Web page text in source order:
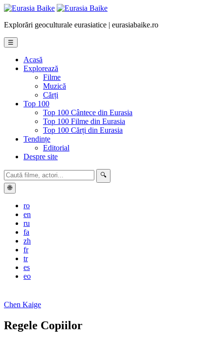
Explorări geoculturale eurasiatice | eurasiabaike.ro
☰
Acasă
Explorează
Filme
Muzică
Cărți
Top 100
Top 100 Cântece din Eurasia
Top 100 Filme din Eurasia
Top 100 Cărți din Eurasia
Tendințe
Editorial
Despre site
🔍
🌐
ro
en
ru
fa
zh
fr
tr
es
eo
Chen Kaige
Regele Copiilor